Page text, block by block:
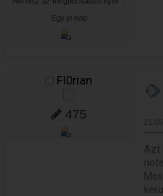
Egy jo nap
Fl0rian
475
Azt